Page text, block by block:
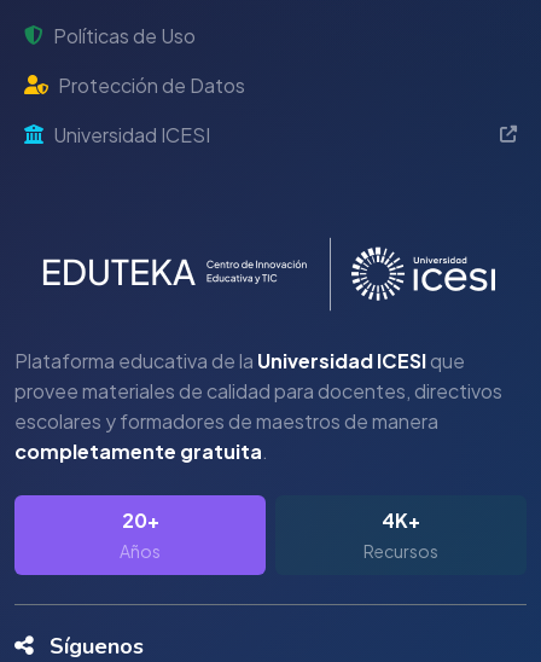
Políticas de Uso
Protección de Datos
Universidad ICESI
Plataforma educativa de la Universidad ICESIque
provee materiales de calidad para docentes, directivos
escolares y formadores de maestros de manera
completamente gratuita.
20+
Años
4K+
Recursos
Síguenos